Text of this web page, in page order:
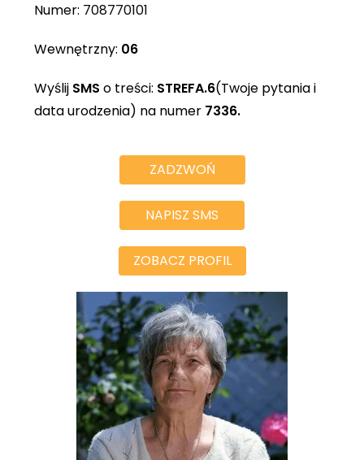
Numer: 708770101
Wewnętrzny: 06
Wyślij SMS o treści: STREFA.6(Twoje pytania i
data urodzenia) na numer 7336.
ZADZWOŃ
NAPISZ SMS
ZOBACZ PROFIL